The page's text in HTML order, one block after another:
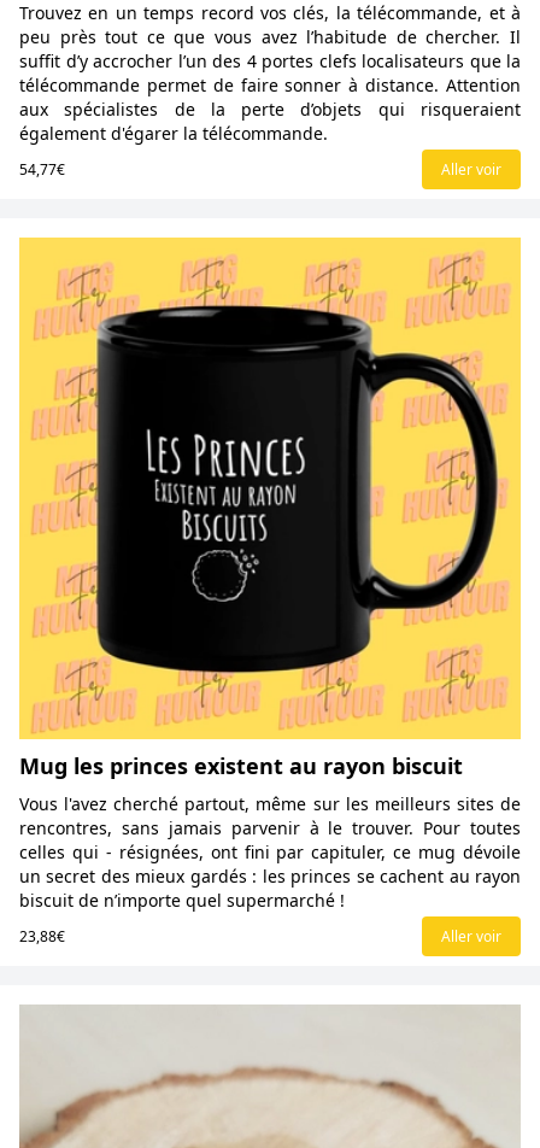
Trouvez en un temps record vos clés, la télécommande, et à
peu près tout ce que vous avez l’habitude de chercher. Il
suffit d’y accrocher l’un des 4 portes clefs localisateurs que la
télécommande permet de faire sonner à distance. Attention
aux spécialistes de la perte d’objets qui risqueraient
également d'égarer la télécommande.
54,77€ Aller voir
Mug les princes existent au rayon biscuit
Vous l'avez cherché partout, même sur les meilleurs sites de
rencontres, sans jamais parvenir à le trouver. Pour toutes
celles qui - résignées, ont fini par capituler, ce mug dévoile
un secret des mieux gardés : les princes se cachent au rayon
biscuit de n’importe quel supermarché !
23,88€ Aller voir